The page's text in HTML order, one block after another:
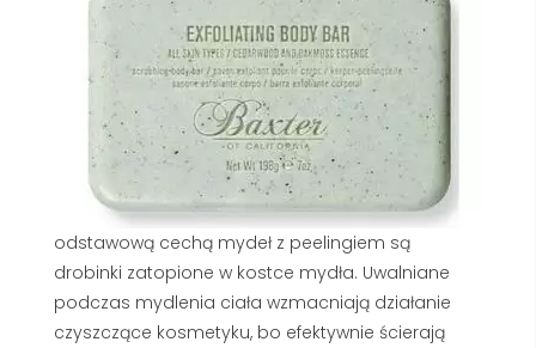
odstawową cechą mydeł z peelingiem są
drobinki zatopione w kostce mydła. Uwalniane
podczas mydlenia ciała wzmacniają działanie
czyszczące kosmetyku, bo efektywnie ścierają